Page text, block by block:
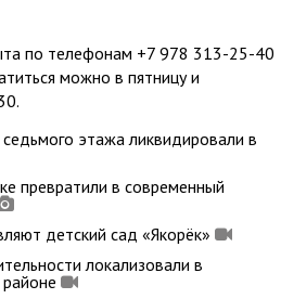
по телефонам +7 978 313-25-40
можно в пятницу и
этажа ликвидировали в
превратили в современный
детский сад «Якорёк»
локализовали в